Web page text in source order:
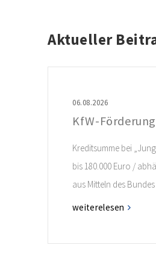
Aktueller
06.08.2026
Kreditsumme bei
bis 180.000 Euro /
aus Mitteln des
effektiv bei 35 Jahren
weiterelesen